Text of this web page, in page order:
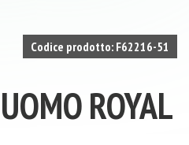
Codice prodotto: F62216-51
ROYAL